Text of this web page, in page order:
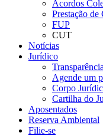
Acordos
Prestação de
FUP
CUT
Notícias
Jurídico
Agende um
Corpo
Cartilha do
Aposentados
Reserva Ambiental
Filie-se